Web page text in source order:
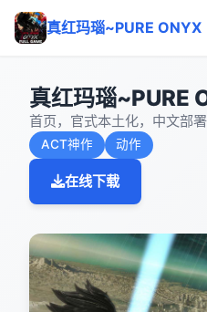
真红玛瑙~PURE ONYX
真红玛瑙~PURE
首页，官式本土化，中文部
ACT神作 动作
在线下载